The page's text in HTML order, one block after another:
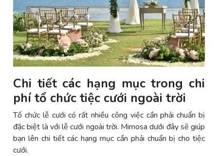
Chi tiết các hạng mục trong chi
phí tổ chức tiệc cưới ngoài trời
Tổ chức lễ cưới có rất nhiều công việc cần phải chuẩn bị
đặc biệt là với lễ cưới ngoài trời. Mimosa dưới đây sẽ giúp
bạn lên chi tiết các hạng mục cần phải chuẩn bị cho tiệc
cưới.